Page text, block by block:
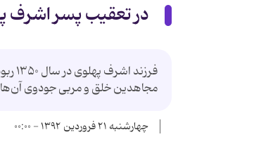
در تعقیب پسر اشرف
مجاهدین خلق و مربی جودوی آن‌ها
چهارشنبه ۲۱ فروردین ۱۳۹۲ - ۰۰:۰۰